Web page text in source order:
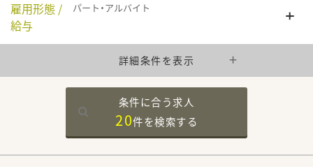
雇用形態 /
給与
パート・アルバイト
詳細条件を表示
条件に合う求人
20件を検索する